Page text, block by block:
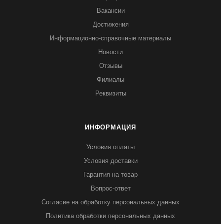
Вакансии
Достижения
Информационно-справочные материалы
Новости
Отзывы
Филиалы
Реквизиты
ИНФОРМАЦИЯ
Условия оплаты
Условия доставки
Гарантия на товар
Вопрос-ответ
Согласие на обработку персональных данных
Политика обработки персональных данных